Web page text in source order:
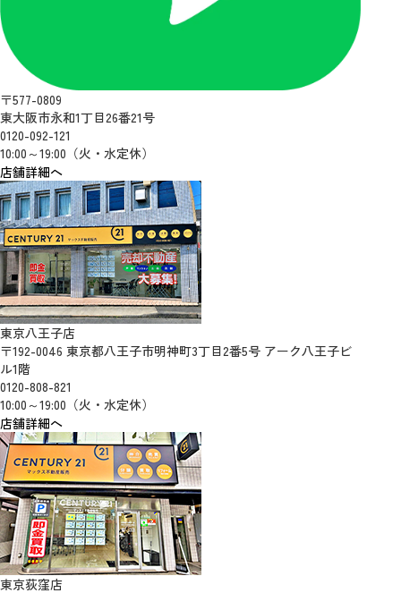
〒577-0809
東大阪市永和1丁目26番21号
0120-092-121
10:00～19:00（火・水定休）
店舗詳細へ
東京八王子店
〒192-0046 東京都八王子市明神町3丁目2番5号 アーク八王子ビ
ル1階
0120-808-821
10:00～19:00（火・水定休）
店舗詳細へ
東京荻窪店